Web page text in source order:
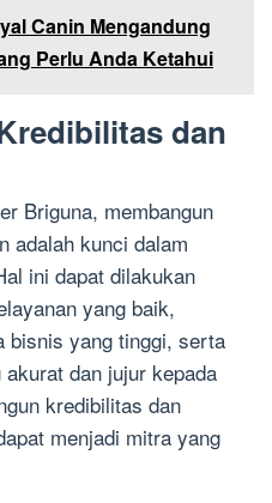
Canin Mengandung
Perlu Anda Ketahui
dan
Briguna, membangun
adalah kunci dalam
ini dapat dilakukan
yang baik,
bisnis yang tinggi, serta
dan jujur kepada
kredibilitas dan
menjadi mitra yang